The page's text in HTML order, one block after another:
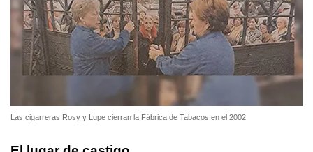
Las cigarreras Rosy y Lupe cierran la Fábrica de Tabacos en el 2002